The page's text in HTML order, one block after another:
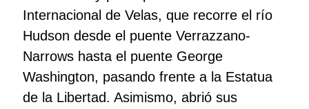
Internacional de Velas, que recorre el río
Hudson desde el puente Verrazzano-
Narrows hasta el puente George
Washington, pasando frente a la Estatua
de la Libertad. Asimismo, abrió sus